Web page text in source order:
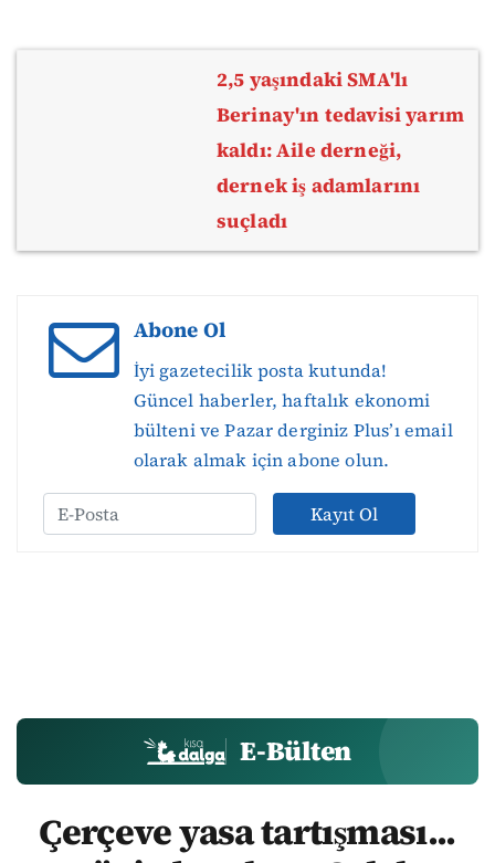
2,5 yaşındaki SMA'lı
Berinay'ın tedavisi yarım
kaldı: Aile derneği,
dernek iş adamlarını
suçladı
Abone Ol
İyi gazetecilik posta kutunda!
Güncel haberler, haftalık ekonomi
bülteni ve Pazar derginiz Plus’ı email
olarak almak için abone olun.
Kayıt Ol
E-Bülten
Çerçeve yasa tartışması...